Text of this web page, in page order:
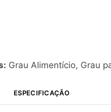
Grau Alimentício, Grau
ESPECIFICAÇÃO